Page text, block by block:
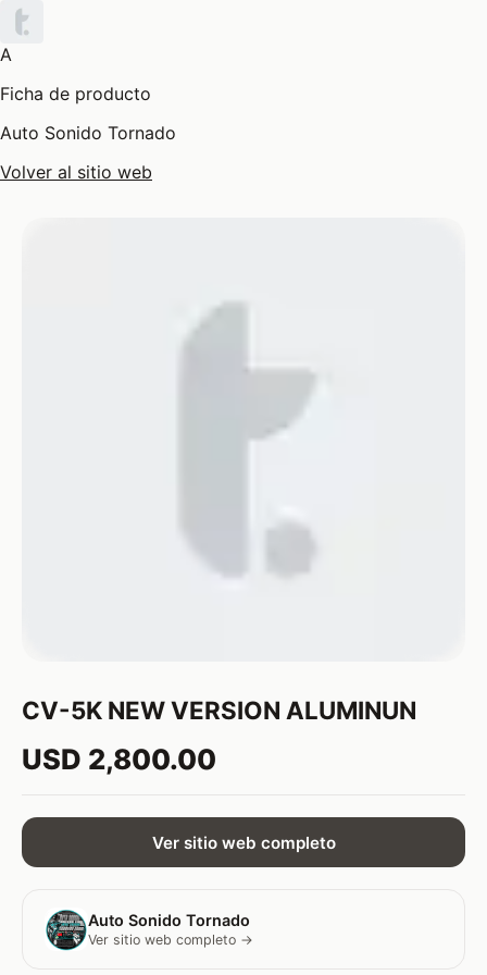
A
Ficha de producto
Auto Sonido Tornado
Volver al sitio web
CV-5K NEW VERSION ALUMINUN
USD 2,800.00
Ver sitio web completo
Auto Sonido Tornado
Ver sitio web completo →